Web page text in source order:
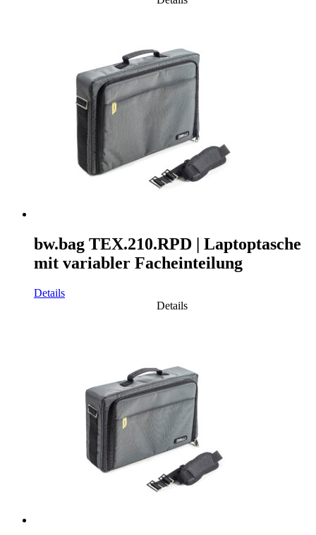
bw.bag TEX.210.RPD | Laptoptasche
mit variabler Facheinteilung
Details
Details